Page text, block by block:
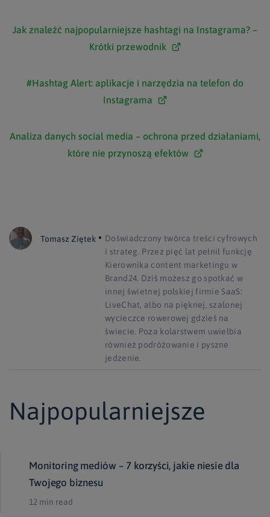
Jak znaleźć najpopularniejsze hashtagi na Instagrama? –
Krótki przewodnik
#Hashtag Alert: aplikacje i narzędzia na telefon do
Instagrama
Analiza danych social media – ochrona przed działaniami,
które nie przynoszą efektów
Tomasz Ziętek
Doświadczony twórca treści cyfrowych
i strateg. Przez pięć lat pełnił funkcję
Kierownika content marketingu w
Brand24. Dziś możesz go spotkać w
innej świetnej polskiej firmie SaaS:
LiveChat, albo na pięknej, szalonej
wycieczce rowerowej gdzieś na
świecie. Poza kolarstwem uwielbia
również podróżowanie i pyszne
jedzenie.
Najpopularniejsze
Monitoring mediów – 7 korzyści, jakie niesie dla
Twojego biznesu
12 min read